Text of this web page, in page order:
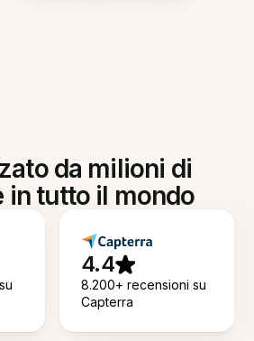
da milioni di
in tutto il mondo
4.4
8.200+ recensioni su
Capterra